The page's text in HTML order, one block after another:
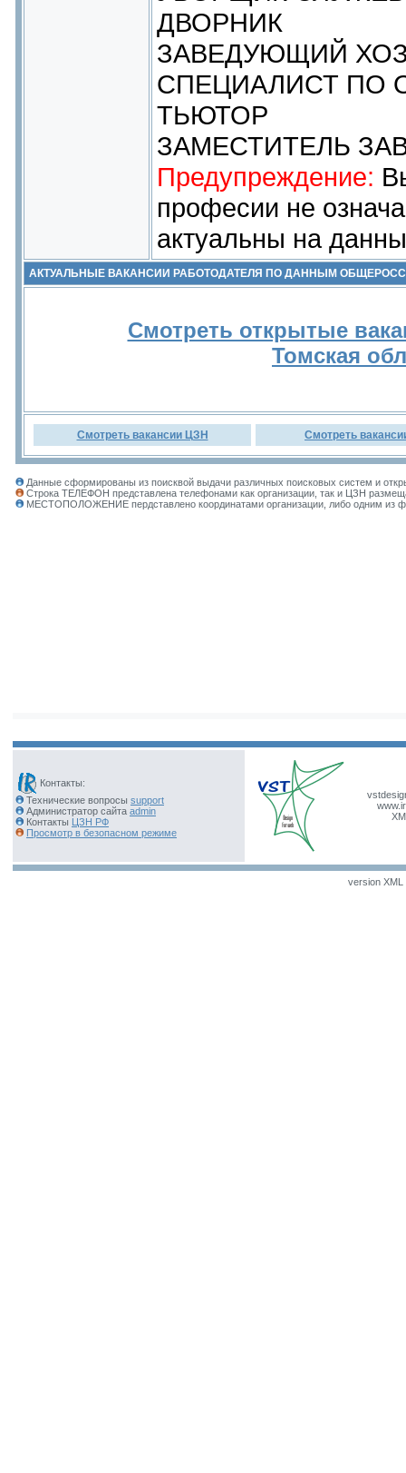
ДВОРНИК
ЗАВЕДУЮЩИЙ
СПЕЦИАЛИСТ ПО
ТЬЮТОР
ЗАМЕСТИТЕЛЬ
Предупреждение:
професии не
актуальны на
АКТУАЛЬНЫЕ ВАКАНСИИ РАБОТОДАТЕЛЯ ПО ДАННЫМ
Смотреть открытые
Томская
Смотреть вакансии ЦЗН Смотреть
Данные сформированы из поисквой выдачи различных поисковых систем и
Строка ТЕЛЕФОН представлена телефонами как организации, так и ЦЗН
МЕСТОПОЛОЖЕНИЕ пердставлено координатами организации, либо одним из
Контакты:
Технические вопросы support
Администратор сайта admin
Контакты ЦЗН РФ
Просмотр в безопасном режиме
version